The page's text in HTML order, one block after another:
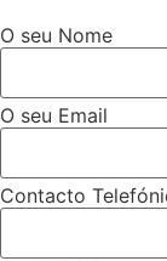
O seu Nome
O seu Email
Contacto